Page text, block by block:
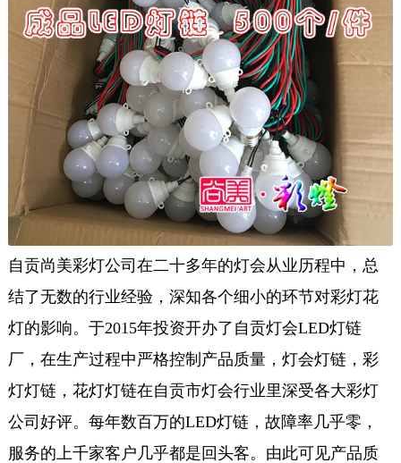
自贡尚美彩灯公司在二十多年的灯会从业历程中，总
结了无数的行业经验，深知各个细小的环节对彩灯花
灯的影响。于2015年投资开办了自贡灯会LED灯链
厂，在生产过程中严格控制产品质量，灯会灯链，彩
灯灯链，花灯灯链在自贡市灯会行业里深受各大彩灯
公司好评。每年数百万的LED灯链，故障率几乎零，
服务的上千家客户几乎都是回头客。由此可见产品质